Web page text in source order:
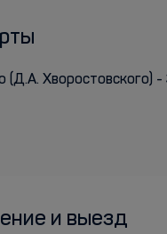
(Д.А. Хворостовского) -
и выезд